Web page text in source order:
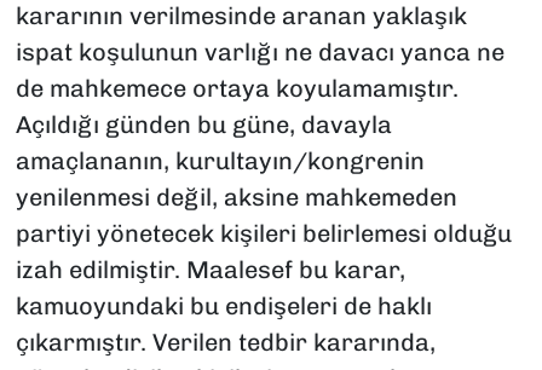
kararının verilmesinde aranan yaklaşık
ispat koşulunun varlığı ne davacı yanca ne
de mahkemece ortaya koyulamamıştır.
Açıldığı günden bu güne, davayla
amaçlananın, kurultayın/kongrenin
yenilenmesi değil, aksine mahkemeden
partiyi yönetecek kişileri belirlemesi olduğu
izah edilmiştir. Maalesef bu karar,
kamuoyundaki bu endişeleri de haklı
çıkarmıştır. Verilen tedbir kararında,